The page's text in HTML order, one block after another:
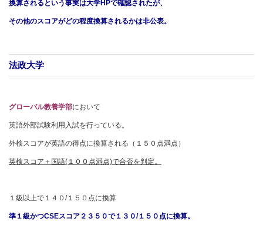
換算されるという事実は大学HPで確認されたが、
その他のスコアがどの程度換算されるかは非公表。
法政大学
グローバル教養学部において
英語外部試験利用入試を行っている。
外検スコアが英語の得点に換算される（１５０点満点）
英検スコア＋国語(１００点満点)で合否を判定。
１級以上で１４０/１５０点に換算
準１級かつCSEスコア２３５０で１３０/１５０点に換算。